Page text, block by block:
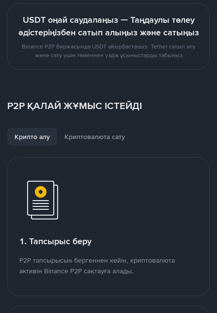
USDT оңай саудалаңыз — Таңдаулы төлеу
әдістеріңізбен сатып алыңыз және сатыңыз
Binance P2P биржасында USDT айырбастаңыз. Tether сатып алу
және сату үшін төменнен үздік ұсыныстарды табыңыз
P2P ҚАЛАЙ ЖҰМЫС ІСТЕЙДІ
Крипто алу Криптовалюта сату
1. Тапсырыс беру
P2P тапсырысын бергеннен кейін, криптовалюта
активін Binance P2P сақтауға алады.